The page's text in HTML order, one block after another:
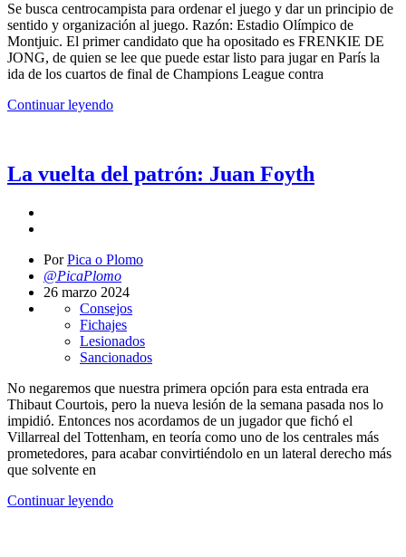
Se busca centrocampista para ordenar el juego y dar un principio de
sentido y organización al juego. Razón: Estadio Olímpico de
Montjuic. El primer candidato que ha opositado es FRENKIE DE
JONG, de quien se lee que puede estar listo para jugar en París la
ida de los cuartos de final de Champions League contra
Continuar leyendo
La vuelta del patrón: Juan Foyth
PorPica o Plomo
@PicaPlomo
26 marzo 2024
Consejos
Fichajes
Lesionados
Sancionados
No negaremos que nuestra primera opción para esta entrada era
Thibaut Courtois, pero la nueva lesión de la semana pasada nos lo
impidió. Entonces nos acordamos de un jugador que fichó el
Villarreal del Tottenham, en teoría como uno de los centrales más
prometedores, para acabar convirtiéndolo en un lateral derecho más
que solvente en
Continuar leyendo